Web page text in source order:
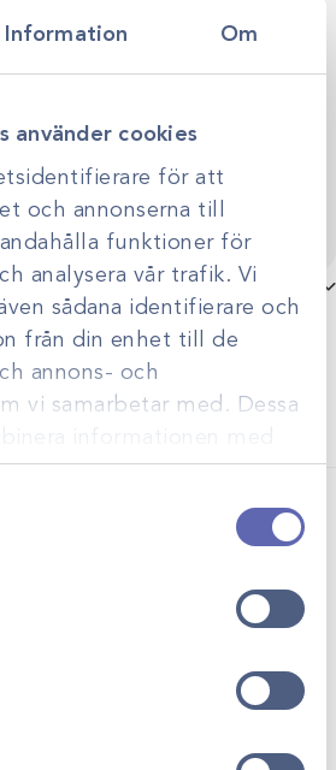
Information Om
använder cookies
för att
och annonserna till
funktioner för
analysera vår trafik. Vi
sådana identifierare och
från din enhet till de
annons- och
vi samarbetar med. Dessa
som du har tillhandahållit
samlat in när du har använt
L 250mm, Plasthandtag. L 520mm, Metall
personlig rådgivning
till klinikens långsiktiga
rådgivning hjälper vi dig
370310